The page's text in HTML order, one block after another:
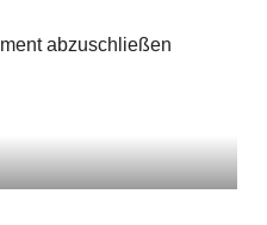
abzuschließen